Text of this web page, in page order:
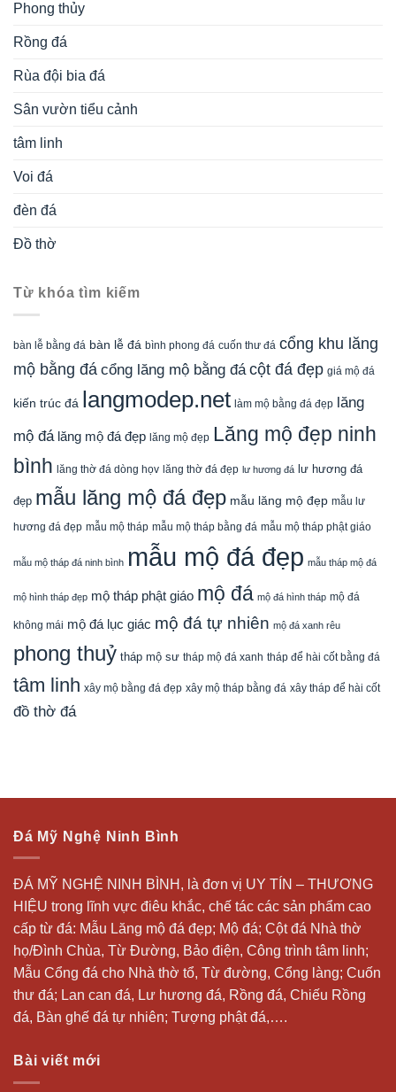
Phong thủy
Rồng đá
Rùa đội bia đá
Sân vườn tiểu cảnh
tâm linh
Voi đá
đèn đá
Đồ thờ
Từ khóa tìm kiếm
bàn lễ bằng đá bàn lễ đá bình phong đá cuốn thư đá cổng khu lăng
mộ bằng đá cổng lăng mộ bằng đá cột đá đẹp giá mộ đá
kiến trúc đá langmodep.net làm mộ bằng đá đẹp lăng
mộ đá lăng mộ đá đẹp lăng mộ đẹp Lăng mộ đẹp ninh
bình lăng thờ đá dòng họv lăng thờ đá đẹp lư hương đá lư hương đá
đẹp mẫu lăng mộ đá đẹp mẫu lăng mộ đẹp mẫu lư
hương đá đẹp mẫu mộ tháp mẫu mộ tháp bằng đá mẫu mộ tháp phật giáo
mẫu mộ tháp đá ninh bình mẫu mộ đá đẹp mẫu tháp mộ đá
mộ hình tháp đẹp mộ tháp phật giáo mộ đá mộ đá hình tháp mộ đá
không mái mộ đá lục giác mộ đá tự nhiên mộ đá xanh rêu
phong thuỷ tháp mộ sư tháp mộ đá xanh tháp để hài cốt bằng đá
tâm linh xây mộ bằng đá đẹp xây mộ tháp bằng đá xây tháp để hài cốt
đồ thờ đá
Đá Mỹ Nghệ Ninh Bình
ĐÁ MỸ NGHỆ NINH BÌNH, là đơn vị UY TÍN – THƯƠNG
HIỆU trong lĩnh vực điêu khắc, chế tác các sản phẩm cao
cấp từ đá: Mẫu Lăng mộ đá đẹp; Mộ đá; Cột đá Nhà thờ
họ/Đình Chùa, Từ Đường, Bảo điện, Công trình tâm linh;
Mẫu Cổng đá cho Nhà thờ tổ, Từ đường, Cổng làng; Cuốn
thư đá; Lan can đá, Lư hương đá, Rồng đá, Chiếu Rồng
đá, Bàn ghế đá tự nhiên; Tượng phật đá,….
Bài viết mới